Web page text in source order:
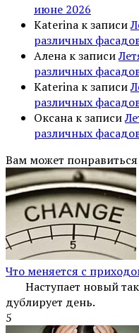
июне 2026
Katerina к записи
различных
Алена к записи
различных
Katerina к записи
различных
Оксана к записи
различных
Вам может понравиться
Что меняется с
Наступает новый
дублирует день.
5